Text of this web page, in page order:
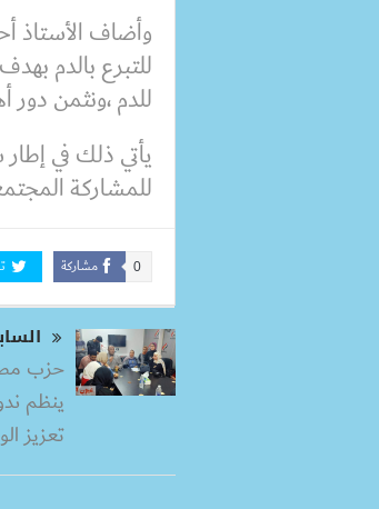
وأضاف الأستاذ
للتبرع بالدم
للدم ،ونثمن دور
يأتي ذلك في
للمشاركة
مشاركة 0
حزب
ينظم
تعزيز